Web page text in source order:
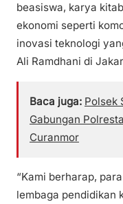
beasiswa, karya
ekonomi seperti
inovasi teknologi
Ali Ramdhani di
Baca juga: Polsek
Gabungan
Curanmor
“Kami berharap,
lembaga pendidikan